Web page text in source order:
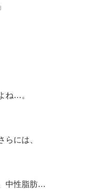
ね…。
らには、
中性脂肪…